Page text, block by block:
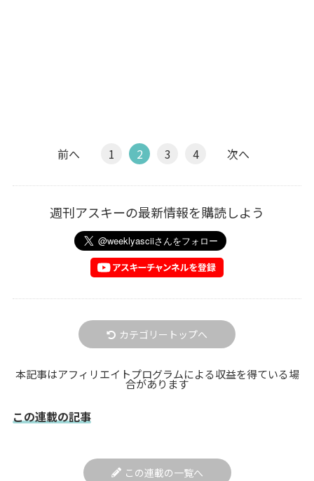
前へ 1 2 3 4 次へ
週刊アスキーの最新情報を購読しよう
カテゴリートップへ
本記事はアフィリエイトプログラムによる収益を得ている場
合があります
この連載の記事
この連載の一覧へ